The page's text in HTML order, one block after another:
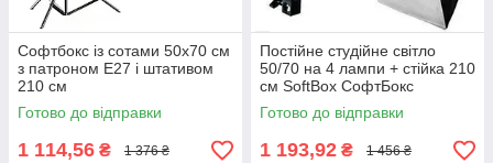
Софтбокс із сотами 50х70 см
з патроном E27 і штативом
210 см
Готово до відправки
1 114,56 ₴ 1 376 ₴
Постійне студійне світло
50/70 на 4 лампи + стійка 210
см SoftBox СофтБокс
Готово до відправки
1 193,92 ₴ 1 456 ₴